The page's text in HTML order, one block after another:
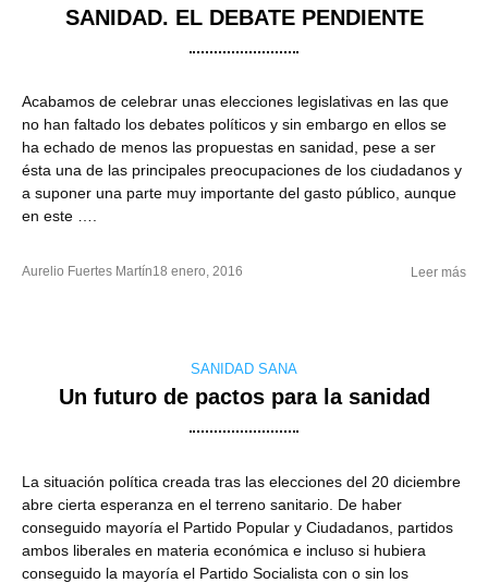
SANIDAD. EL DEBATE PENDIENTE
Acabamos de celebrar unas elecciones legislativas en las que
no han faltado los debates políticos y sin embargo en ellos se
ha echado de menos las propuestas en sanidad, pese a ser
ésta una de las principales preocupaciones de los ciudadanos y
a suponer una parte muy importante del gasto público, aunque
en este ….
Aurelio Fuertes Martín18 enero, 2016 Leer más
SANIDAD SANA
Un futuro de pactos para la sanidad
La situación política creada tras las elecciones del 20 diciembre
abre cierta esperanza en el terreno sanitario. De haber
conseguido mayoría el Partido Popular y Ciudadanos, partidos
ambos liberales en materia económica e incluso si hubiera
conseguido la mayoría el Partido Socialista con o sin los